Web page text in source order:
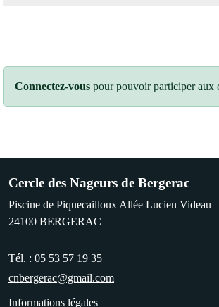
Connectez-vous pour pouvoir participer aux
Cercle des Nageurs de Bergerac
Piscine de Piquecailloux Allée Lucien Videau
24100 BERGERAC
Tél. : 05 53 57 19 35
cnbergerac@gmail.com
Informations légales